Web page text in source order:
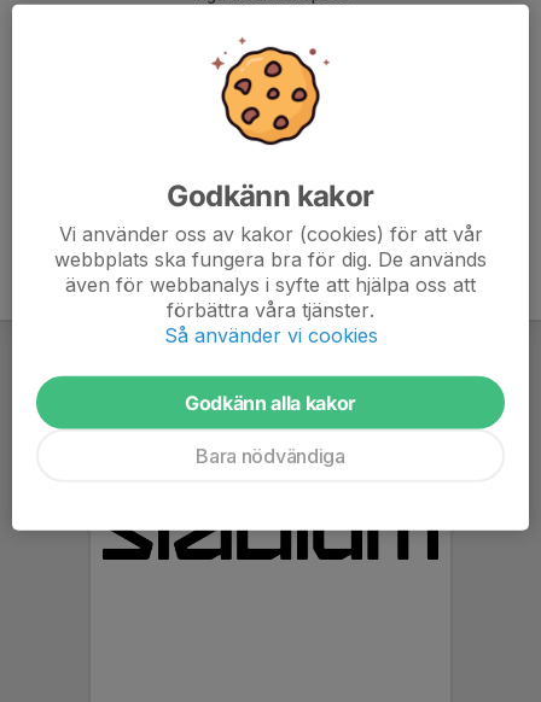
Godkänn kakor
Vi använder oss av kakor (cookies) för att vår
webbplats ska fungera bra för dig. De används
även för webbanalys i syfte att hjälpa oss att
förbättra våra tjänster.
Så använder vi cookies
Godkänn alla kakor
Bara nödvändiga